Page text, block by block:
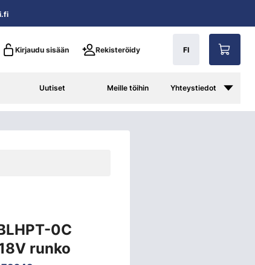
Kirjaudu sisään Rekisteröidy FI
Uutiset Meille töihin Yhteystiedot
0C
runko